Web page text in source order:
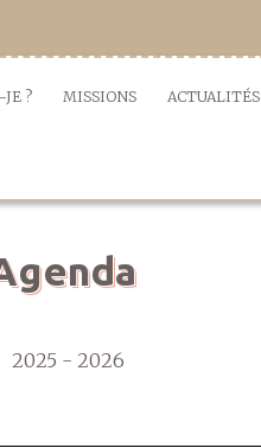
JE ? MISSIONS ACTUALITÉS
2025 - 2026